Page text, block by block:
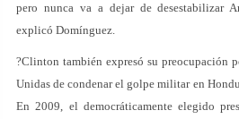
pero nunca va a dejar de desestabilizar
explicó Domínguez.
?Clinton también expresó su preocupación
Unidas de condenar el golpe militar en
En 2009, el democráticamente elegido